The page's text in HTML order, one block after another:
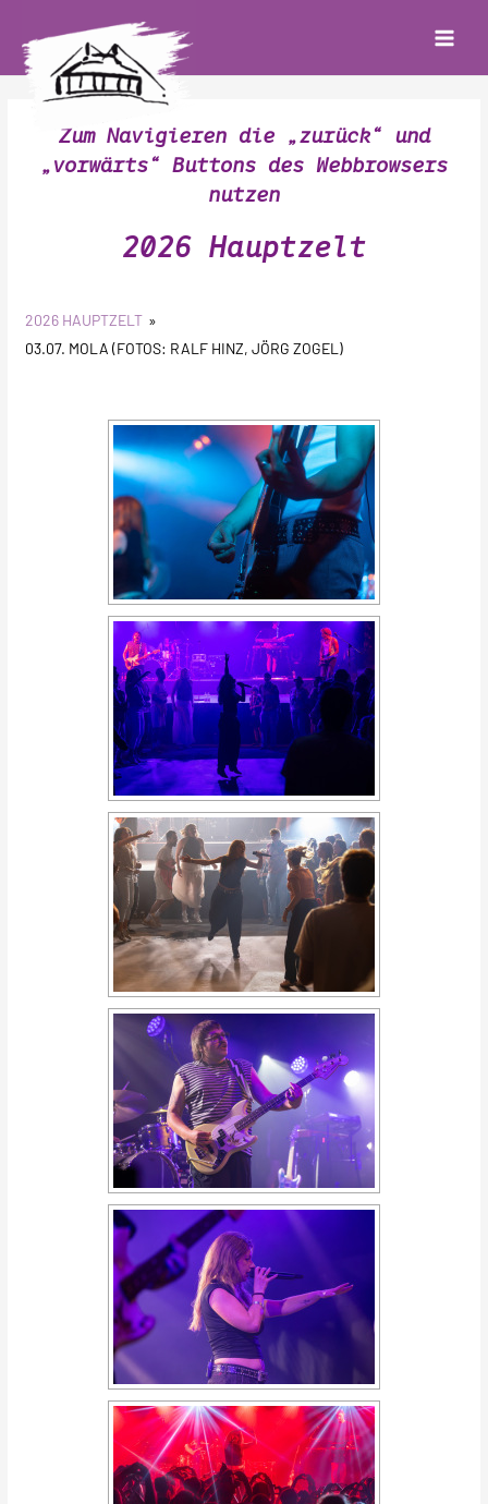
Inhalt
springen
Main
Zum Navigieren die „zurück“ und
„vorwärts“ Buttons des Webbrowsers
nutzen
2026 Hauptzelt
2026 HAUPTZELT »
03.07. MOLA (FOTOS: RALF HINZ, JÖRG ZOGEL)